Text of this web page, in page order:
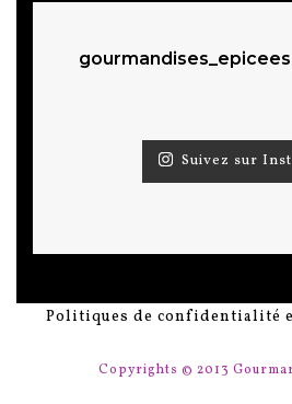
Ce site utilise Akismet pour
commentaires sont utilisées